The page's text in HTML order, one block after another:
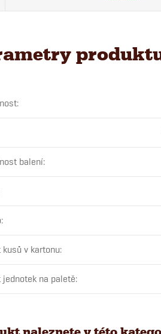
:
balení:
:
kusů v kartonu:
jednotek na paletě: